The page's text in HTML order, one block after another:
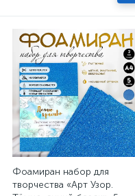
Фоамиран набор для
творчества «Арт Узор.